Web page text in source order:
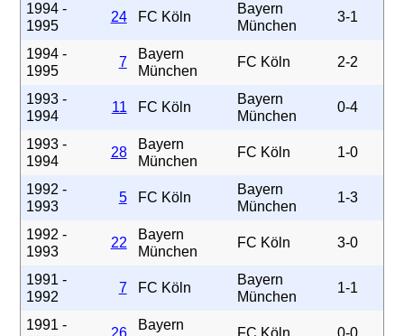
1994 -
1995
24 FC Köln
Bayern
München
3-1
1994 -
1995
7
Bayern
München
FC Köln 2-2
1993 -
1994
11 FC Köln
Bayern
München
0-4
1993 -
1994
28
Bayern
München
FC Köln 1-0
1992 -
1993
5 FC Köln
Bayern
München
1-3
1992 -
1993
22
Bayern
München
FC Köln 3-0
1991 -
1992
7 FC Köln
Bayern
München
1-1
1991 -
26
Bayern
FC Köln 0-0